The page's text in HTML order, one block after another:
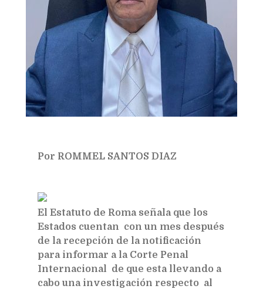
Por ROMMEL SANTOS DIAZ
El Estatuto de Roma señala que los
Estados cuentan con un mes después
de la recepción de la notificación
para informar a la Corte Penal
Internacional de que esta llevando a
cabo una investigación respecto al